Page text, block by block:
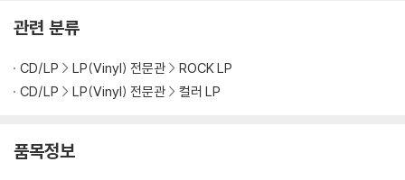
※ 컬러 디스크
다.
1) 컬러 디스크는 웹 이미지와 실제 색상이 차이가 날 수 있습니다.
3) 컬러 디스크는 제작 과정에서 다른 색상 염료가 섞여 얼룩과 번짐, 반점
관련 분류
CD/LP LP(Vinyl) 전문관
ROCK LP
CD/LP
LP(Vinyl) 전문관 컬러 LP
품목정보